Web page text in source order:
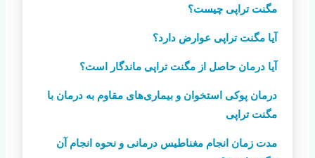
مگنت تراپی چیست؟
آیا مگنت تراپی عوارض دارد؟
آیا درمان حاصل از مگنت تراپی ماندگار است؟
درمان پوکی استخوان و بیماری‌های مقاوم به درمان با
مگنت تراپی
مدت زمان انجام مغناطیس درمانی و نحوه انجام آن